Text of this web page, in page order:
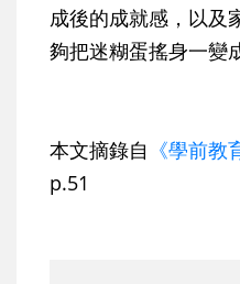
成後的成就感，以及
夠把迷糊蛋搖身一變
本文摘錄自 《學前教
p.51